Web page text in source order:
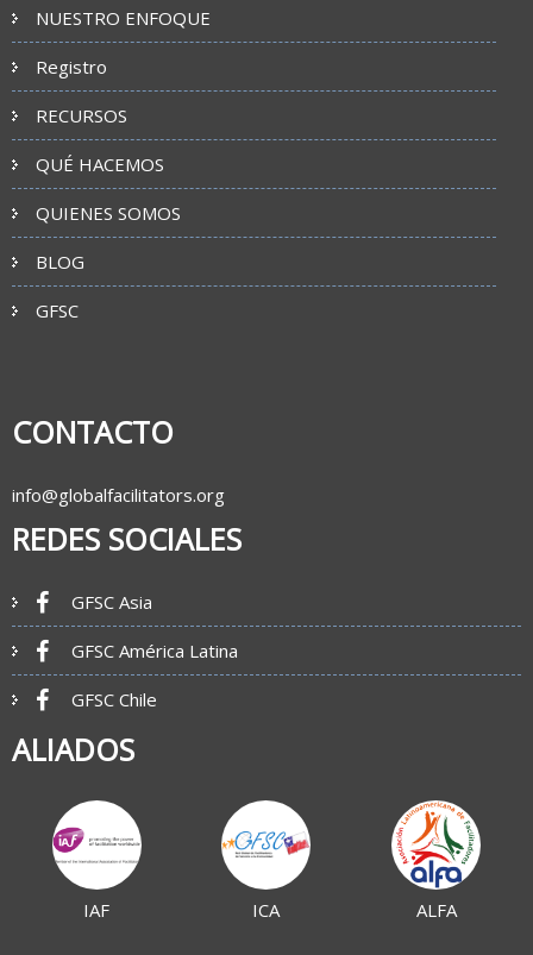
NUESTRO ENFOQUE
Registro
RECURSOS
QUÉ HACEMOS
QUIENES SOMOS
BLOG
GFSC
CONTACTO
info@globalfacilitators.org
REDES SOCIALES
GFSC Asia
GFSC América Latina
GFSC Chile
ALIADOS
IAF ICA ALFA